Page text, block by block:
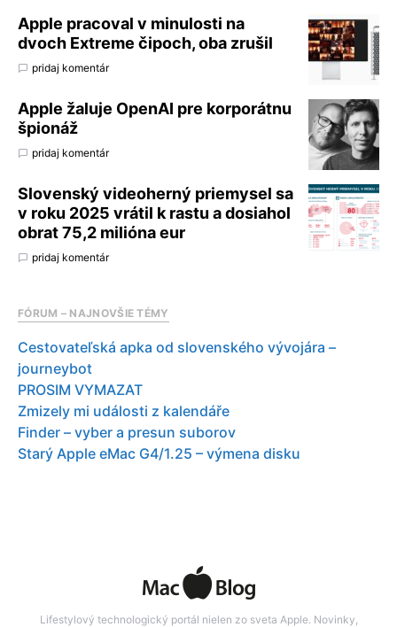
Apple pracoval v minulosti na
dvoch Extreme čipoch, oba zrušil
pridaj komentár
Apple žaluje OpenAI pre korporátnu
špionáž
pridaj komentár
Slovenský videoherný priemysel sa
v roku 2025 vrátil k rastu a dosiahol
obrat 75,2 milióna eur
pridaj komentár
FÓRUM – NAJNOVŠIE TÉMY
Cestovateľská apka od slovenského vývojára –
journeybot
PROSIM VYMAZAT
Zmizely mi události z kalendáře
Finder – vyber a presun suborov
Starý Apple eMac G4/1.25 – výmena disku
Lifestylový technologický portál nielen zo sveta Apple. Novinky,